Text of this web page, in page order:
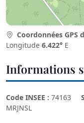
Coordonnées GPS
Longitude 6.422° E
Informations
Code INSEE : 74163
MRJNSL